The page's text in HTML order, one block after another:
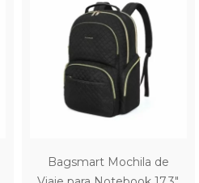
Bagsmart Mochila de